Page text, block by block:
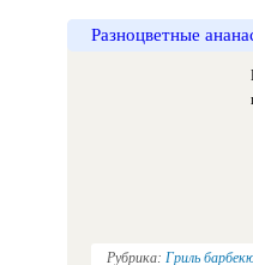
Разноцветные
Рубрика: Гриль